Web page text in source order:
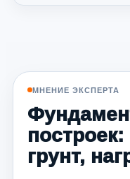
МНЕНИЕ ЭКСПЕРТА
грунт,